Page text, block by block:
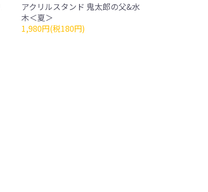
アクリルスタンド 鬼太郎の父&水
木＜夏＞
1,980円(税180円)